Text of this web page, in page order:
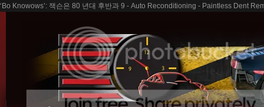
‘Bo Knowows’: 잭슨은 80 년대 후반과 9 - Auto Reconditioning - Paintless Dent